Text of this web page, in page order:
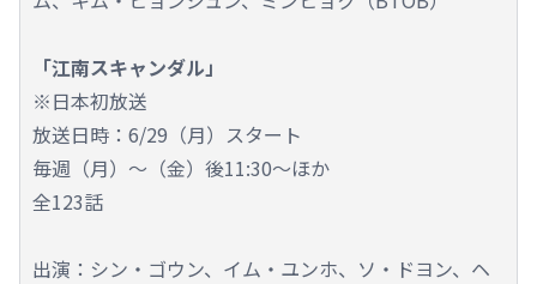
「江南スキャンダル」
※日本初放送
放送日時：6/29（月）スタート
毎週（月）～（金）後11:30～ほか
全123話
出演：シン・ゴウン、イム・ユンホ、ソ・ドヨン、ヘ